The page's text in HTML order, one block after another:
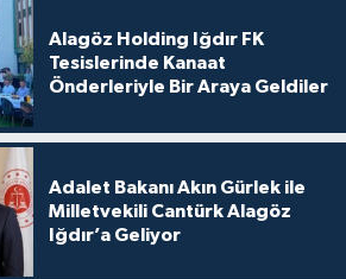
Alagöz Holding Iğdır FK
Tesislerinde Kanaat
Önderleriyle Bir Araya Geldiler
Adalet Bakanı Akın Gürlek ile
Milletvekili Cantürk Alagöz
Iğdır’a Geliyor